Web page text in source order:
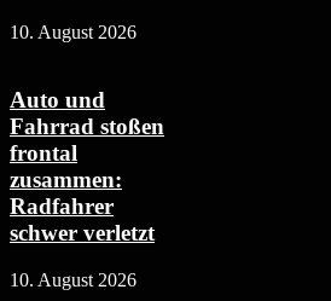
10. August 2026
Auto und
Fahrrad stoßen
frontal
zusammen:
Radfahrer
schwer verletzt
10. August 2026